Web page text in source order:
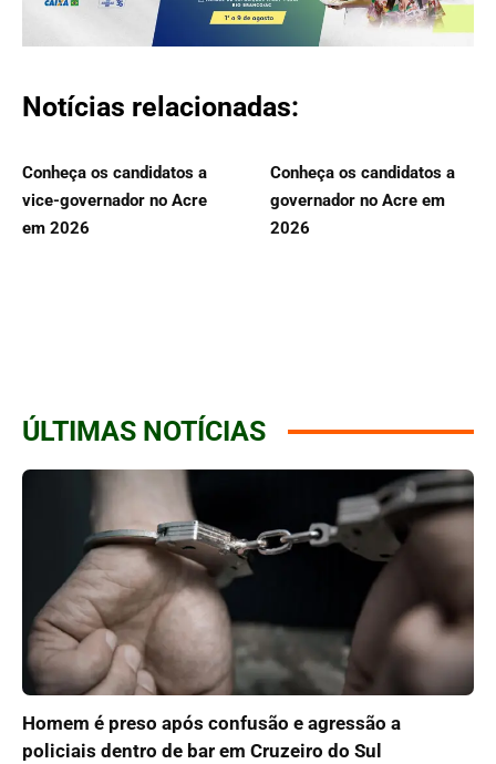
Notícias relacionadas:
Conheça os candidatos a
vice-governador no Acre
em 2026
Conheça os candidatos a
governador no Acre em
2026
ÚLTIMAS NOTÍCIAS
Homem é preso após confusão e agressão a
policiais dentro de bar em Cruzeiro do Sul